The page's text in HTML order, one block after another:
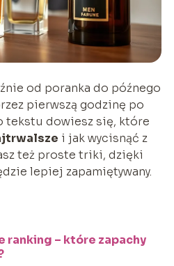
od poranka do późnego
pierwszą godzinę po
tekstu dowiesz się, które
i jak wycisnąć z
też proste triki, dzięki
lepiej zapamiętywany.
ranking – które zapachy